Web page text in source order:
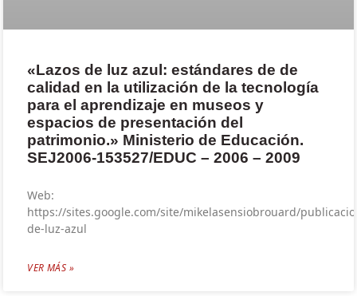
«Lazos de luz azul: estándares de de
calidad en la utilización de la tecnología
para el aprendizaje en museos y
espacios de presentación del
patrimonio.» Ministerio de Educación.
SEJ2006-153527/EDUC – 2006 – 2009
Web:
https://sites.google.com/site/mikelasensiobrouard/
de-luz-azul
VER MÁS »